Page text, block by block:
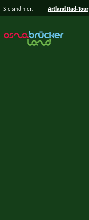
Sie sind hier: Artland Rad-Tour